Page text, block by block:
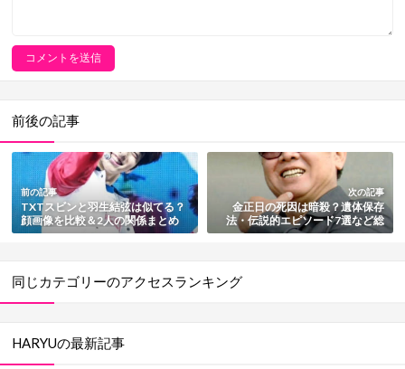
前後の記事
前の記事
TXTスビンと羽生結弦は似てる？
顔画像を比較＆2人の関係まとめ
次の記事
金正日の死因は暗殺？遺体保存
法・伝説的エピソード7選など総
まとめ
同じカテゴリーのアクセスランキング
HARYUの最新記事